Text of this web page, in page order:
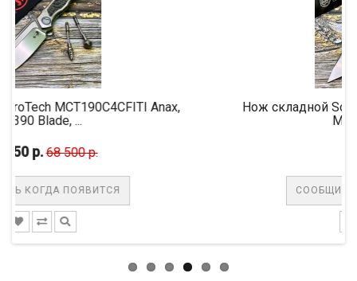
Anax,
р.
Нож складной Southern Grind
Monkey, S35V...
СООБЩИТЬ КОГДА